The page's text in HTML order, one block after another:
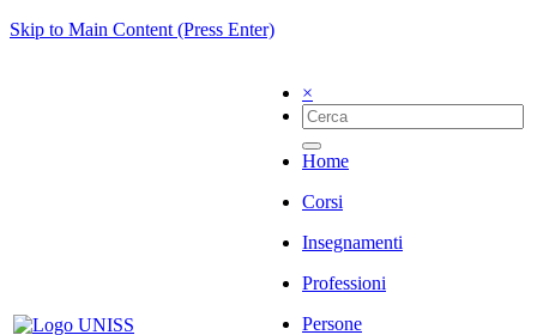
Skip to Main Content (Press Enter)
×
Home
Corsi
Insegnamenti
Professioni
Persone